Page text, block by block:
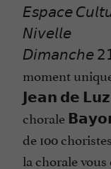
𝘌𝘴𝘱𝘢𝘤𝘦
𝘕𝘪𝘷𝘦𝘭𝘭𝘦
𝘋𝘪𝘮𝘢𝘯𝘤𝘩𝘦 𝟤𝟣
moment
𝗝𝗲𝗮𝗻 𝗱𝗲 𝗟𝘂𝘇
chorale
de 100
la chorale